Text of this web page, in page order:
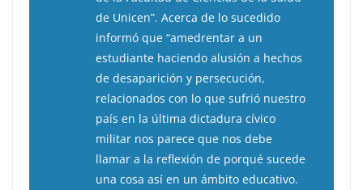
de Unicen”. Acerca de lo sucedido
informó que “amedrentar a un
estudiante haciendo alusión a hechos
de desaparición y persecución,
relacionados con lo que sufrió nuestro
país en la última dictadura cívico
militar nos parece que nos debe
llamar a la reflexión de porqué sucede
una cosa así en un ámbito educativo.